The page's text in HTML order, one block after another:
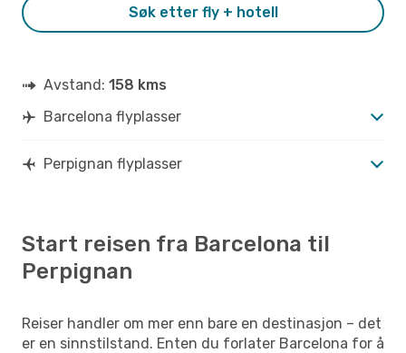
Søk etter fly + hotell
Avstand: 158 kms
Barcelona flyplasser
Perpignan flyplasser
Start reisen fra Barcelona til
Perpignan
Reiser handler om mer enn bare en destinasjon – det
er en sinnstilstand. Enten du forlater Barcelona for å